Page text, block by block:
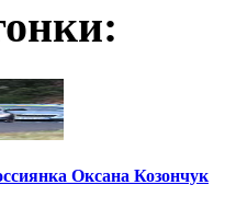
Оксана Козончук